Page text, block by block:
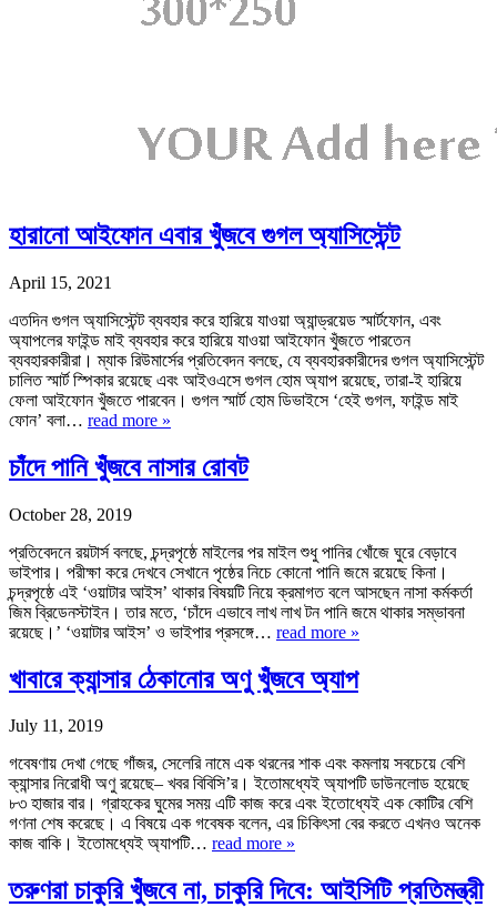
হারানো আইফোন এবার খুঁজবে গুগল অ্যাসিস্টেন্ট
April 15, 2021
এতদিন গুগল অ্যাসিস্টেন্ট ব্যবহার করে হারিয়ে যাওয়া অ্যান্ড্রয়েড স্মার্টফোন, এবং
অ্যাপলের ফাইন্ড মাই ব্যবহার করে হারিয়ে যাওয়া আইফোন খুঁজতে পারতেন
ব্যবহারকারীরা। ম্যাক রিউমার্সের প্রতিবেদন বলছে, যে ব্যবহারকারীদের গুগল অ্যাসিস্টেন্ট
চালিত স্মার্ট স্পিকার রয়েছে এবং আইওএসে গুগল হোম অ্যাপ রয়েছে, তারা-ই হারিয়ে
ফেলা আইফোন খুঁজতে পারবেন। গুগল স্মার্ট হোম ডিভাইসে ‘হেই গুগল, ফাইন্ড মাই
ফোন’ বলা… read more »
চাঁদে পানি খুঁজবে নাসার রোবট
October 28, 2019
প্রতিবেদনে রয়টার্স বলছে, চন্দ্রপৃষ্ঠে মাইলের পর মাইল শুধু পানির খোঁজে ঘুরে বেড়াবে
ভাইপার। পরীক্ষা করে দেখবে সেখানে পৃষ্ঠের নিচে কোনো পানি জমে রয়েছে কিনা।
চন্দ্রপৃষ্ঠে এই ‘ওয়াটার আইস’ থাকার বিষয়টি নিয়ে ক্রমাগত বলে আসছেন নাসা কর্মকর্তা
জিম ব্রিডেনস্টাইন। তার মতে, ‘চাঁদে এভাবে লাখ লাখ টন পানি জমে থাকার সম্ভাবনা
রয়েছে।’ ‘ওয়াটার আইস’ ও ভাইপার প্রসঙ্গে… read more »
খাবারে ক্যান্সার ঠেকানোর অণু খুঁজবে অ্যাপ
July 11, 2019
গবেষণায় দেখা গেছে গাঁজর, সেলেরি নামে এক থরনের শাক এবং কমলায় সবচেয়ে বেশি
ক্যান্সার নিরোধী অণু রয়েছে– খবর বিবিসি’র। ইতোমধ্যেই অ্যাপটি ডাউনলোড হয়েছে
৮৩ হাজার বার। গ্রাহকের ঘুমের সময় এটি কাজ করে এবং ইতোধ্যেই এক কোটির বেশি
গণনা শেষ করেছে। এ বিষয়ে এক গবেষক বলেন, এর চিকিৎসা বের করতে এখনও অনেক
কাজ বাকি। ইতোমধ্যেই অ্যাপটি… read more »
তরুণরা চাকুরি খুঁজবে না, চাকুরি দিবে: আইসিটি প্রতিমন্ত্রী